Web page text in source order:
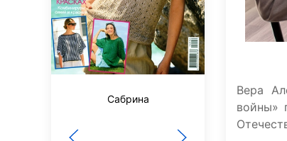
Сабрина
За
Вера
войны»